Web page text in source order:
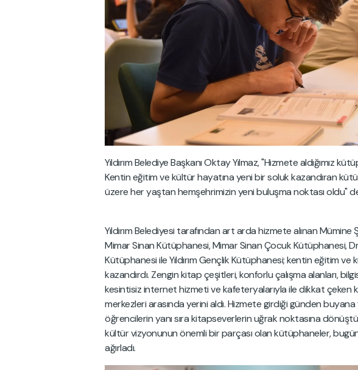
Yıldırım Belediye Başkanı Oktay Yılmaz, "Hizmete aldığımız
Kentin eğitim ve kültür hayatına yeni bir soluk kazandıran
üzere her yaştan hemşehrimizin yeni buluşma noktası oldu"
Yıldırım Belediyesi tarafından art arda hizmete alınan
Mimar Sinan Kütüphanesi, Mimar Sinan Çocuk Kütüphanesi,
Kütüphanesi ile Yıldırım Gençlik Kütüphanesi; kentin eğitim ve
kazandırdı. Zengin kitap çeşitleri, konforlu çalışma alanları,
kesintisiz internet hizmeti ve kafeteryalarıyla ile dikkat çeken
merkezleri arasında yerini aldı. Hizmete girdiği günden
öğrencilerin yanı sıra kitapseverlerin uğrak noktasına dönüştü.
kültür vizyonunun önemli bir parçası olan kütüphaneler,
ağırladı.